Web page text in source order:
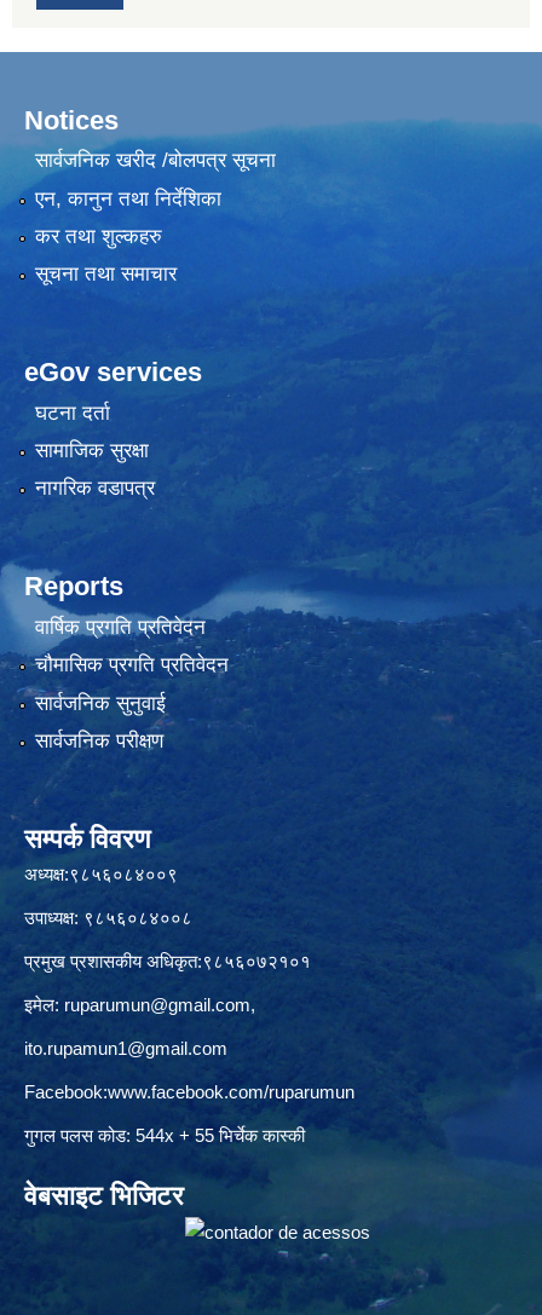
Notices
सार्वजनिक खरीद /बोलपत्र सूचना
एन, कानुन तथा निर्देशिका
कर तथा शुल्कहरु
सूचना तथा समाचार
eGov services
घटना दर्ता
सामाजिक सुरक्षा
नागरिक वडापत्र
Reports
वार्षिक प्रगति प्रतिवेदन
चौमासिक प्रगति प्रतिवेदन
सार्वजनिक सुनुवाई
सार्वजनिक परीक्षण
सम्पर्क विवरण
अध्यक्ष:९८५६०८४००९
उपाध्यक्ष: ९८५६०८४००८
प्रमुख प्रशासकीय अधिकृत:९८५६०७२१०१
इमेल: ruparumun@gmail.com,
ito.rupamun1@gmail.com
Facebook:www.facebook.com/ruparumun
गुगल पलस कोड: 544x + 55 भिर्चेक कास्की
वेबसाइट भिजिटर